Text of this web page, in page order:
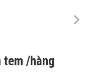
tem /hàng